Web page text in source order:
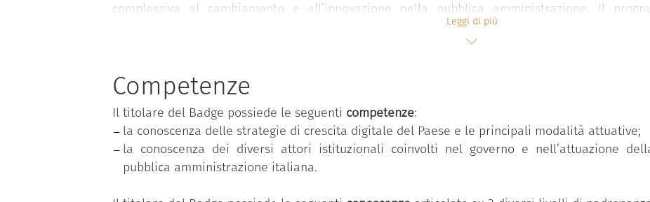
complessiva al cambiamento e all’innovazione nella pubblica amministrazione. Il
gratuitamente dal Dipartimento della funzione pubblica della Presidenza del Consiglio dei
livelli di padronanza (base, intermedio e avanzato).
“Conoscere gli obiettivi della trasformazione digitale”è una delle 11 competenze previste nel
per la PA”.
Il dipendente pubblico che ha conseguito il Badge ha partecipato al percorso formativo
rilevazione dell’effettivo fabbisogno di competenze individuale ed ha superato con successo il
Leggi di più
Competenze
Il titolare del Badge possiede le seguenti competenze:
la conoscenza delle strategie di crescita digitale del Paese e le principali modalità attuative;
la conoscenza dei diversi attori istituzionali coinvolti nel governo e nell’attuazione
pubblica amministrazione italiana.